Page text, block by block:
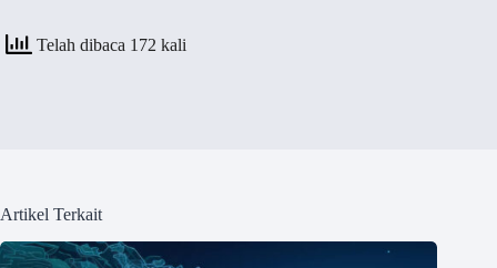
Telah dibaca 172 kali
Artikel Terkait